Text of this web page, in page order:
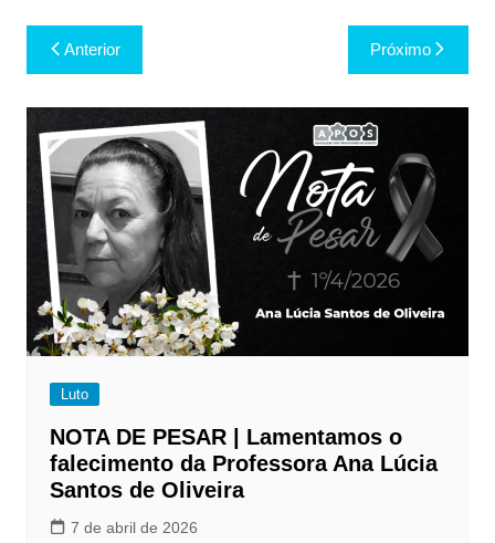
Navegação
de
Post
Anterior Próximo
Luto
NOTA DE PESAR | Lamentamos o
falecimento da Professora Ana Lúcia
Santos de Oliveira
7 de abril de 2026